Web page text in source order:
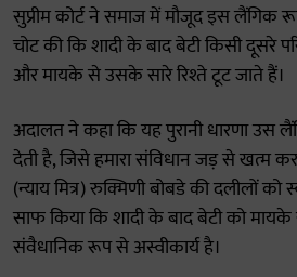
सुप्रीम कोर्ट ने समाज में मौजूद इस लैंगिक
चोट की कि शादी के बाद बेटी किसी दूसरे
और मायके से उसके सारे रिश्ते टूट जाते हैं।
अदालत ने कहा कि यह पुरानी धारणा उस
देती है, जिसे हमारा संविधान जड़ से खत्म
(न्याय मित्र) रुक्मिणी बोबडे की दलीलों को
साफ किया कि शादी के बाद बेटी को
संवैधानिक रूप से अस्वीकार्य है।